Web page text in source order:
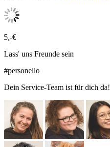
5,-€
Lass' uns Freunde sein
#personello
Dein Service-Team ist für dich da!